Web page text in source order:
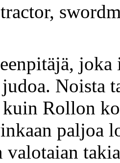
joka
Noista
Rollon
paljoa
valotaian